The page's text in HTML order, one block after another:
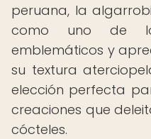
peruana, la
como uno de
emblemáticos y
su textura
elección perfecta
creaciones que
cócteles.